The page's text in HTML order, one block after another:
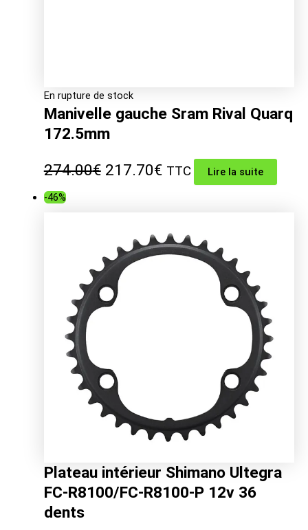
En rupture de stock
Manivelle gauche Sram Rival Quarq
172.5mm
274.00€ Le
était :
274.00€.
217.70€Le
est :
217.70€.
TTC Lire la suite
-46%
Plateau intérieur Shimano Ultegra
FC-R8100/FC-R8100-P 12v 36
dents